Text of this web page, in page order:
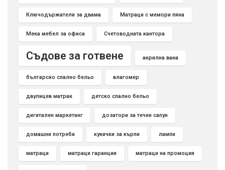
Ключодържатели за двама Матраци с мемори пяна
Мека мебел за офиса Счетоводната кантора
Съдове за готвене акрилна вана
българско спално бельо влагомер
двулицев матрак детско спално бельо
дигитален маркетинг дозатори за течен сапун
домашни потреби кукички за кърпи лампи
матраци матраци гаранция матраци на промоция